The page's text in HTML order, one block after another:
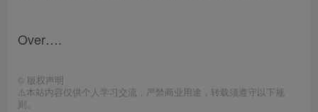
Over….​​​​
© 版权声明
⚠️本站内容仅供个人学习交流，严禁商业用途，转载须遵守以下规
则。